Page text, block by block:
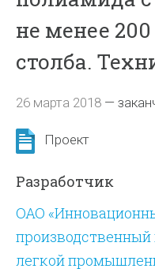
не менее
столба.
26 марта 2018 —
Проект
Разработчик
ОАО
производственный
легкой